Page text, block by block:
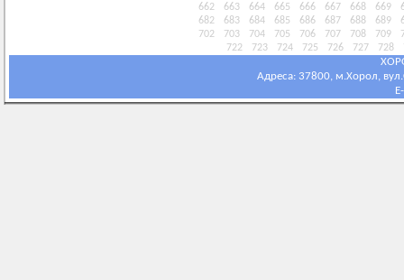
662
663 664 665 666 667 668 669
682
683 684 685 686 687 688 689
702
703 704 705 706 707 708 709
722
723 724 725 726 727 728
Адреса: 37800, м.Хорол,